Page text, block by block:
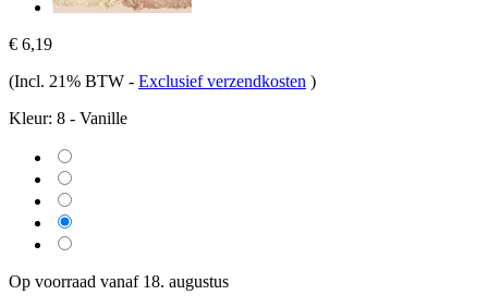
€ 6,19
(Incl. 21% BTW - Exclusief verzendkosten )
Kleur: 8 - Vanille
Op voorraad vanaf 18. augustus